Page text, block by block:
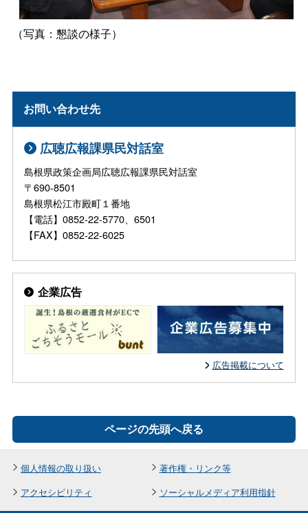
（写真：懇談の様子）
お問い合わせ先
広聴広報課県民対話室
島根県政策企画局広聴広報課県民対話室
〒690-8501
島根県松江市殿町１番地
【電話】0852-22-5770、6501
【FAX】0852-22-6025
企業広告
広告掲載について
ページの先頭へ戻る
個人情報の取り扱い
著作権・リンク等
アクセシビリティ
ソーシャルメディア利用指針